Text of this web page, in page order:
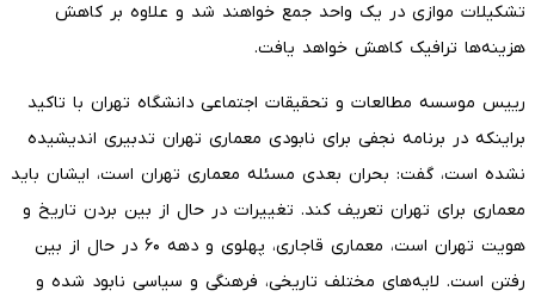
تشکیلات موازی در یک واحد جمع خواهند شد و علاوه بر کاهش
هزینه‌ها ترافیک کاهش خواهد یافت.
رییس موسسه مطالعات و تحقیقات اجتماعی دانشگاه تهران با تاکید
براینکه در برنامه نجفی برای نابودی معماری تهران تدبیری اندیشیده
نشده است، گفت: بحران بعدی مسئله معماری تهران است، ایشان باید
معماری برای تهران تعریف کند. تغییرات در حال از بین بردن تاریخ و
هویت تهران است، معماری قاجاری، پهلوی و دهه ۶۰ در حال از بین
رفتن است. لایه‌های مختلف تاریخی، فرهنگی و سیاسی نابود شده و